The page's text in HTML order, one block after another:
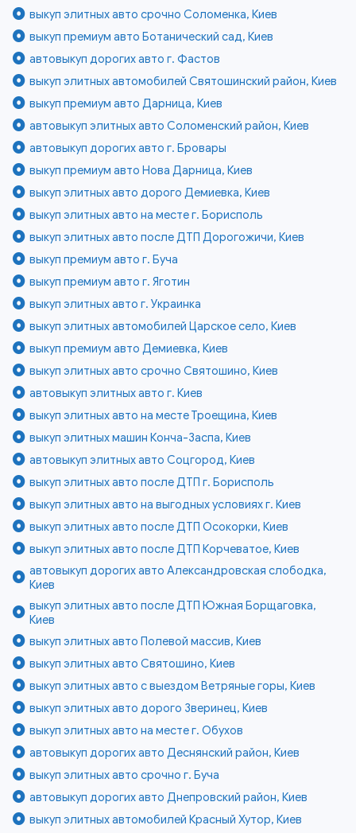
выкуп элитных авто срочно Соломенка, Киев
выкуп премиум авто Ботанический сад, Киев
автовыкуп дорогих авто г. Фастов
выкуп элитных автомобилей Святошинский район, Киев
выкуп премиум авто Дарница, Киев
автовыкуп элитных авто Соломенский район, Киев
автовыкуп дорогих авто г. Бровары
выкуп премиум авто Нова Дарница, Киев
выкуп элитных авто дорого Демиевка, Киев
выкуп элитных авто на месте г. Борисполь
выкуп элитных авто после ДТП Дорогожичи, Киев
выкуп премиум авто г. Буча
выкуп премиум авто г. Яготин
выкуп элитных авто г. Украинка
выкуп элитных автомобилей Царское село, Киев
выкуп премиум авто Демиевка, Киев
выкуп элитных авто срочно Святошино, Киев
автовыкуп элитных авто г. Киев
выкуп элитных авто на месте Троещина, Киев
выкуп элитных машин Конча-Заспа, Киев
автовыкуп элитных авто Соцгород, Киев
выкуп элитных авто после ДТП г. Борисполь
выкуп элитных авто на выгодных условиях г. Киев
выкуп элитных авто после ДТП Осокорки, Киев
выкуп элитных авто после ДТП Корчеватое, Киев
автовыкуп дорогих авто Александровская слободка,
Киев
выкуп элитных авто после ДТП Южная Борщаговка,
Киев
выкуп элитных авто Полевой массив, Киев
выкуп элитных авто Святошино, Киев
выкуп элитных авто с выездом Ветряные горы, Киев
выкуп элитных авто дорого Зверинец, Киев
выкуп элитных авто на месте г. Обухов
автовыкуп дорогих авто Деснянский район, Киев
выкуп элитных авто срочно г. Буча
автовыкуп дорогих авто Днепровский район, Киев
выкуп элитных автомобилей Красный Хутор, Киев